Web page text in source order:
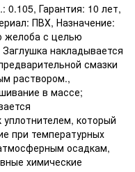
0.105, Гарантия: 10 лет,
ПВХ, Назначение:
желоба с целью
накладывается
смазки
раствором.,
в массе;
который
при температурных
осадкам,
химические